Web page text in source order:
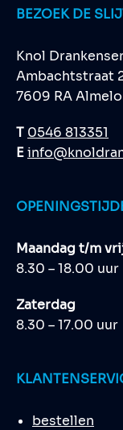
BEZOEK DE
Knol
Ambachtstraat
7609 RA Almelo
T 0546 813351
E
Maandag t/m
8.30 – 18.00 uur
Zaterdag
8.30 – 17.00 uur
bestellen